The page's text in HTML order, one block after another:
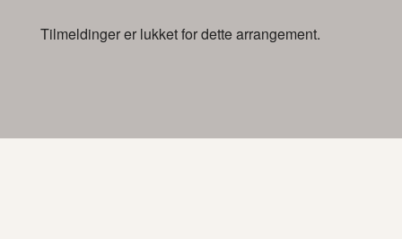
Tilmeldinger er lukket for dette arrangement.